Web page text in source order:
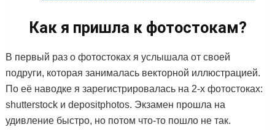
Как я пришла к фотостокам?
В первый раз о фотостоках я услышала от своей
подруги, которая занималась векторной иллюстрацией.
По её наводке я зарегистрировалась на 2-х фотостоках:
shutterstock и depositphotos. Экзамен прошла на
удивление быстро, но потом что-то пошло не так.